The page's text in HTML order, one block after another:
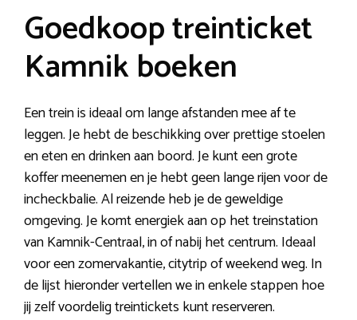
Goedkoop treinticket
Kamnik boeken
Een trein is ideaal om lange afstanden mee af te
leggen. Je hebt de beschikking over prettige stoelen
en eten en drinken aan boord. Je kunt een grote
koffer meenemen en je hebt geen lange rijen voor de
incheckbalie. Al reizende heb je de geweldige
omgeving. Je komt energiek aan op het treinstation
van Kamnik-Centraal, in of nabij het centrum. Ideaal
voor een zomervakantie, citytrip of weekend weg. In
de lijst hieronder vertellen we in enkele stappen hoe
jij zelf voordelig treintickets kunt reserveren.